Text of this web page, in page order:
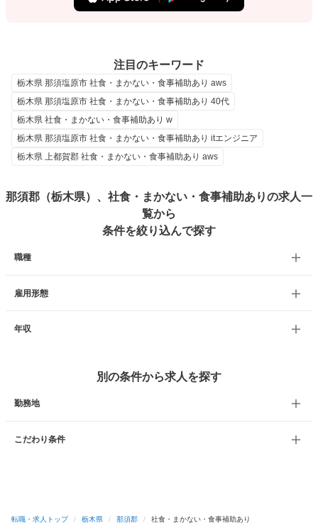
注目のキーワード
栃木県 那須塩原市 社食・まかない・食事補助あり aws
栃木県 那須塩原市 社食・まかない・食事補助あり 40代
栃木県 社食・まかない・食事補助あり w
栃木県 那須塩原市 社食・まかない・食事補助あり itエンジニア
栃木県 上都賀郡 社食・まかない・食事補助あり aws
那須郡（栃木県）、社食・まかない・食事補助ありの求人一
覧から
条件を絞り込んで探す
職種
雇用形態
年収
別の条件から求人を探す
勤務地
こだわり条件
転職・求人トップ / 栃木県 / 那須郡 / 社食・まかない・食事補助あり